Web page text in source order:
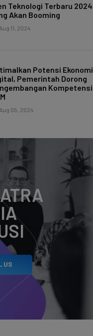
Teknologi Terbaru 2024
Akan Booming
Aug 11, 2024
Potensi Ekonomi
Pemerintah Dorong
Kompetensi
Aug 05, 2024
US